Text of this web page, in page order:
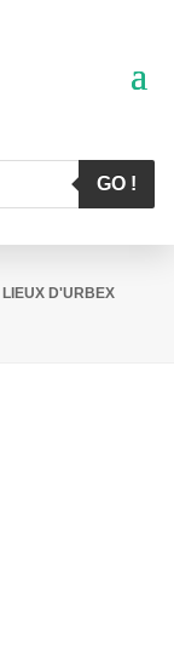
GO !
LIEUX D'URBEX